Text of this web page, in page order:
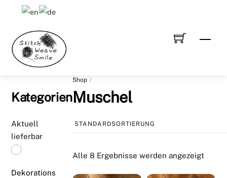
content
Shop
Muschel
Alle 8 Ergebnisse werden angezeigt
Kategorien
Aktuell
lieferbar
Dekorations